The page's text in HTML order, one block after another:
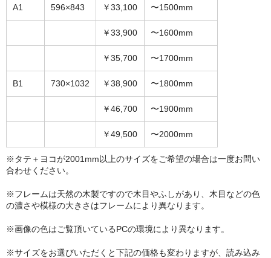
A1 596×843 ￥33,100 〜1500mm
￥33,900 〜1600mm
￥35,700 〜1700mm
B1 730×1032 ￥38,900 〜1800mm
￥46,700 〜1900mm
￥49,500 〜2000mm
※タテ＋ヨコが2001mm以上のサイズをご希望の場合は一度お問い
合わせください。
※フレームは天然の木製ですので木目やふしがあり、木目などの色
の濃さや模様の大きさはフレームにより異なります。
※画像の色はご覧頂いているPCの環境により異なります。
※サイズをお選びいただくと下記の価格も変わりますが、読み込み